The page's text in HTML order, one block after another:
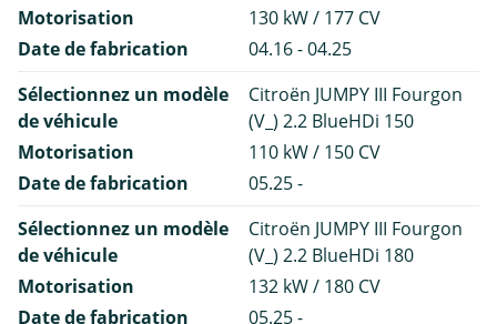
Motorisation
130 kW / 177 CV
Date de fabrication
04.16 - 04.25
Sélectionnez un modèle
de véhicule
Citroën JUMPY III Fourgon
(V_) 2.2 BlueHDi 150
Motorisation
110 kW / 150 CV
Date de fabrication
05.25 -
Sélectionnez un modèle
de véhicule
Citroën JUMPY III Fourgon
(V_) 2.2 BlueHDi 180
Motorisation
132 kW / 180 CV
Date de fabrication
05.25 -